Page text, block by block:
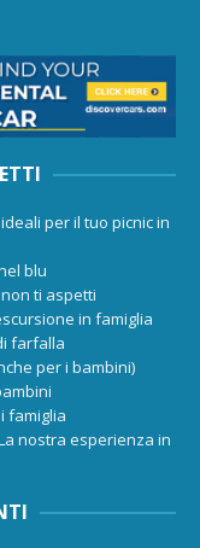
per il tuo picnic in
blu
ti aspetti
in famiglia
farfalla
per i bambini)
famiglia
nostra esperienza in